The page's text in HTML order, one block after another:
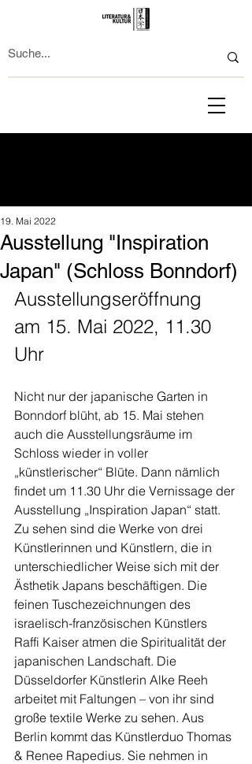
Ausstellung "Inspiration
Japan" (Schloss Bonndorf)
19. Mai 2022
Ausstellungseröffnung
am 15. Mai 2022, 11.30
Uhr
Nicht nur der japanische Garten in
Bonndorf blüht, ab 15. Mai stehen
auch die Ausstellungsräume im
Schloss wieder in voller
„künstlerischer“ Blüte. Dann nämlich
findet um 11.30 Uhr die Vernissage der
Ausstellung „Inspiration Japan“ statt.
Zu sehen sind die Werke von drei
Künstlerinnen und Künstlern, die in
unterschiedlicher Weise sich mit der
Ästhetik Japans beschäftigen. Die
feinen Tuschezeichnungen des
israelisch-französischen Künstlers
Raffi Kaiser atmen die Spiritualität der
japanischen Landschaft. Die
Düsseldorfer Künstlerin Alke Reeh
arbeitet mit Faltungen – von ihr sind
große textile Werke zu sehen. Aus
Berlin kommt das Künstlerduo Thomas
& Renee Rapedius. Sie nehmen in